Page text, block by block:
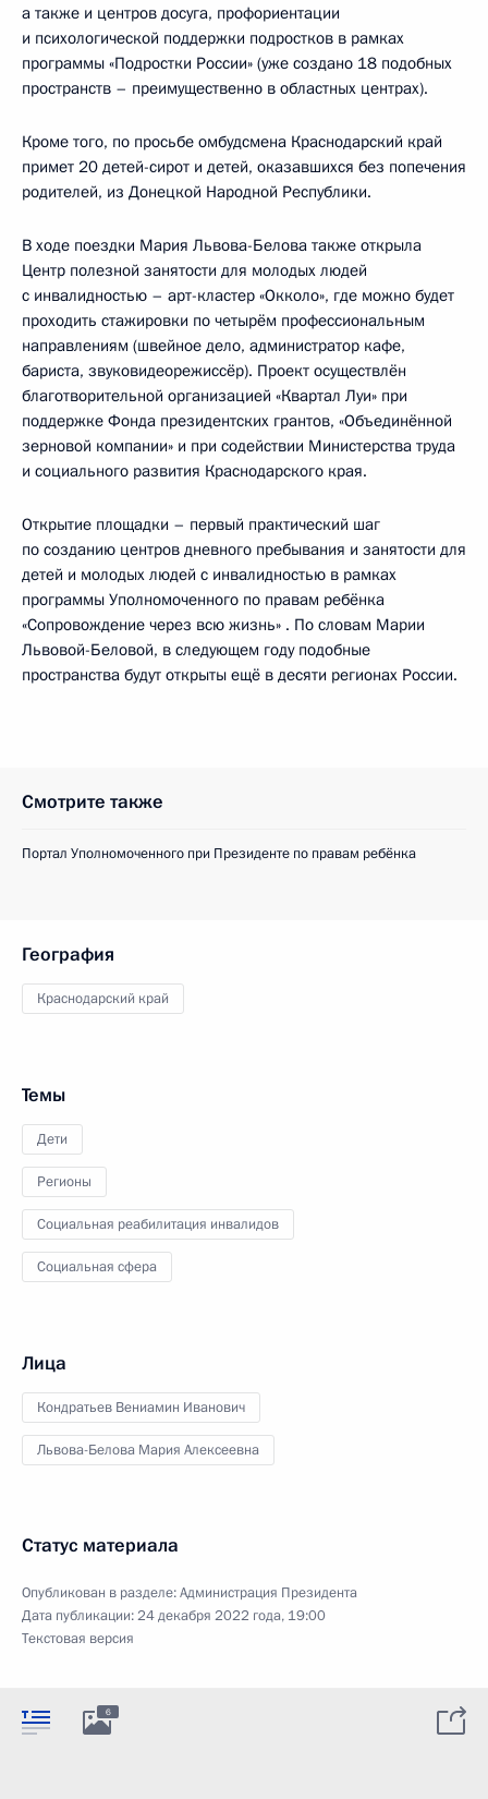
а также и центров досуга, профориентации
и психологической поддержки подростков в рамках
программы «Подростки России» (уже создано 18 подобных
пространств – преимущественно в областных центрах).
Кроме того, по просьбе омбудсмена Краснодарский край
примет 20 детей-сирот и детей, оказавшихся без попечения
родителей, из Донецкой Народной Республики.
В ходе поездки Мария Львова-Белова также открыла
Центр полезной занятости для молодых людей
с инвалидностью – арт-кластер «Окколо», где можно будет
проходить стажировки по четырём профессиональным
направлениям (швейное дело, администратор кафе,
бариста, звуковидеорежиссёр). Проект осуществлён
благотворительной организацией «Квартал Луи» при
поддержке Фонда президентских грантов, «Объединённой
зерновой компании» и при содействии Министерства труда
и социального развития Краснодарского края.
Открытие площадки – первый практический шаг
по созданию центров дневного пребывания и занятости для
детей и молодых людей с инвалидностью в рамках
программы Уполномоченного по правам ребёнка
«Сопровождение через всю жизнь» . По словам Марии
Львовой-Беловой, в следующем году подобные
пространства будут открыты ещё в десяти регионах России.
Смотрите также
Портал Уполномоченного при Президенте по правам ребёнка
География
Краснодарский край
Темы
Дети
Регионы
Социальная реабилитация инвалидов
Социальная сфера
Лица
Кондратьев Вениамин Иванович
Львова-Белова Мария Алексеевна
Статус материала
Опубликован в разделе:Администрация Президента
Дата публикации:24 декабря 2022 года, 19:00
Текстовая версия
6